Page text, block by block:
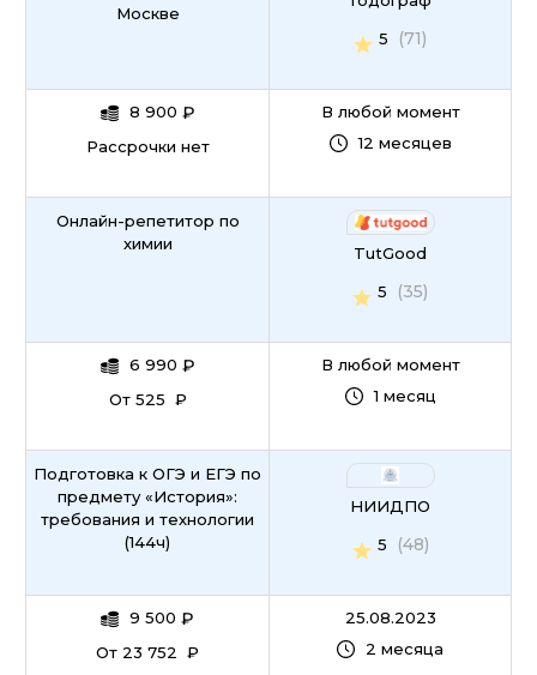
Москве
8 900 ₽
Рассрочки нет
5
(71)
В любой момент
12 месяцев
Онлайн-репетитор по
химии
6 990 ₽
От 525 ₽
TutGood
5
(35)
В любой момент
1 месяц
Подготовка к ОГЭ и ЕГЭ по
предмету «История»:
требования и технологии
(144ч)
9 500 ₽
От 23 752 ₽
НИИДПО
5
(48)
25.08.2023
2 месяца